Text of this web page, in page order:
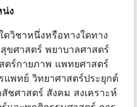
ง
วิชาหนึ่งหรือทางใดทาง
ขศาสตร์ พยาบาลศาสตร์
ตร์กายภาพ แพทยศาสตร์
พทย์ วิทยาศาสตร์ประยุกต์
ชศาสตร์ สังคม สงเคราะห์